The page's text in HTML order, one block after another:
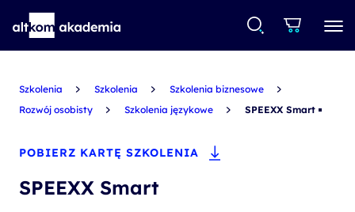
Szkolenia Szkolenia
Szkolenia biznesowe
Rozwój osobisty
Szkolenia językowe SPEEXX Smart
POBIERZ KARTĘ SZKOLENIA
SPEEXX Smart